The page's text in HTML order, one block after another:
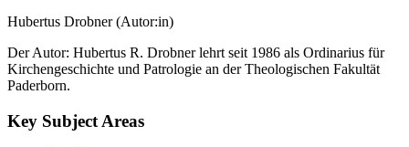
Hubertus Drobner (Autor:in)
Der Autor: Hubertus R. Drobner lehrt seit 1986 als Ordinarius für
Kirchengeschichte und Patrologie an der Theologischen Fakultät
Paderborn.
Key Subject Areas